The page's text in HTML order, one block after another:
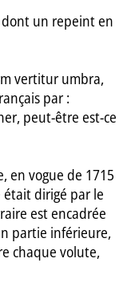
dont un repeint en
vertitur umbra,
par :
peut-être est-ce
en vogue de 1715
était dirigé par le
est encadrée
partie inférieure,
chaque volute,